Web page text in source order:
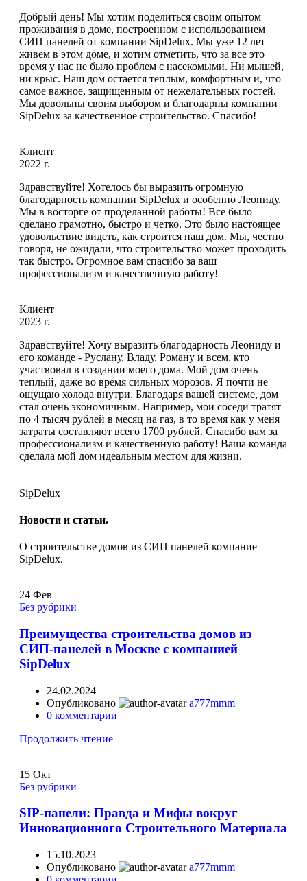
Добрый день! Мы хотим поделиться своим опытом
проживания в доме, построенном с использованием
СИП панелей от компании SipDelux. Мы уже 12 лет
живем в этом доме, и хотим отметить, что за все это
время у нас не было проблем с насекомыми. Ни мышей,
ни крыс. Наш дом остается теплым, комфортным и, что
самое важное, защищенным от нежелательных гостей.
Мы довольны своим выбором и благодарны компании
SipDelux за качественное строительство. Спасибо!
Клиент
2022 г.
Здравствуйте! Хотелось бы выразить огромную
благодарность компании SipDelux и особенно Леониду.
Мы в восторге от проделанной работы! Все было
сделано грамотно, быстро и четко. Это было настоящее
удовольствие видеть, как строится наш дом. Мы, честно
говоря, не ожидали, что строительство может проходить
так быстро. Огромное вам спасибо за ваш
профессионализм и качественную работу!
Клиент
2023 г.
Здравствуйте! Хочу выразить благодарность Леониду и
его команде - Руслану, Владу, Роману и всем, кто
участвовал в создании моего дома. Мой дом очень
теплый, даже во время сильных морозов. Я почти не
ощущаю холода внутри. Благодаря вашей системе, дом
стал очень экономичным. Например, мои соседи тратят
по 4 тысяч рублей в месяц на газ, в то время как у меня
затраты составляют всего 1700 рублей. Спасибо вам за
профессионализм и качественную работу! Ваша команда
сделала мой дом идеальным местом для жизни.
SipDelux
Новости и статьи.
О строительстве домов из СИП панелей компание
SipDelux.
24 Фев
Без рубрики
Преимущества строительства домов из
СИП-панелей в Москве с компанией
SipDelux
24.02.2024
Опубликовано
a777mmm
0 комментарии
Продолжить чтение
15 Окт
Без рубрики
SIP-панели: Правда и Мифы вокруг
Инновационного Строительного Материала
15.10.2023
Опубликовано
a777mmm